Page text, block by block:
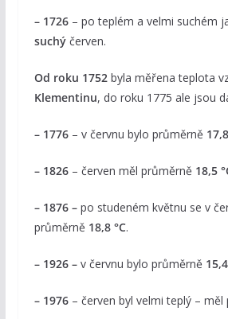
– 1726 – po teplém a velmi suchém
suchýčerven.
Od roku 1752 byla měřena teplota
Klementinu, do roku 1775 ale jsou
– 1776 – v červnu bylo průměrně
– 1826– červen měl průměrně 18,5
– 1876 –po studeném květnu se v
průměrně 18,8 °C.
– 1926 –v červnu bylo průměrně
– 1976 – červen byl velmi teplý – měl